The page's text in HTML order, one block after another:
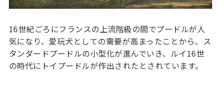
16世紀ごろにフランスの上流階級の間でプードルが人
気になり、愛玩犬としての需要が高まったことから、ス
タンダードプードルの小型化が進んでいき、ルイ16世
の時代にトイプードルが作出されたとされています。